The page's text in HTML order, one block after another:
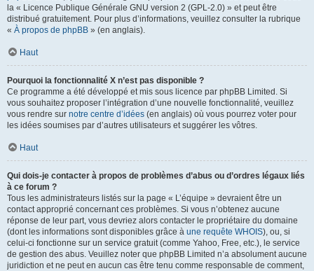
la « Licence Publique Générale GNU version 2 (GPL-2.0) » et peut être
distribué gratuitement. Pour plus d’informations, veuillez consulter la rubrique
« À propos de phpBB » (en anglais).
Haut
Pourquoi la fonctionnalité X n’est pas disponible ?
Ce programme a été développé et mis sous licence par phpBB Limited. Si
vous souhaitez proposer l’intégration d’une nouvelle fonctionnalité, veuillez
vous rendre sur notre centre d’idées (en anglais) où vous pourrez voter pour
les idées soumises par d’autres utilisateurs et suggérer les vôtres.
Haut
Qui dois-je contacter à propos de problèmes d’abus ou d’ordres légaux liés
à ce forum ?
Tous les administrateurs listés sur la page « L’équipe » devraient être un
contact approprié concernant ces problèmes. Si vous n’obtenez aucune
réponse de leur part, vous devriez alors contacter le propriétaire du domaine
(dont les informations sont disponibles grâce à une requête WHOIS), ou, si
celui-ci fonctionne sur un service gratuit (comme Yahoo, Free, etc.), le service
de gestion des abus. Veuillez noter que phpBB Limited n’a absolument aucune
juridiction et ne peut en aucun cas être tenu comme responsable de comment,